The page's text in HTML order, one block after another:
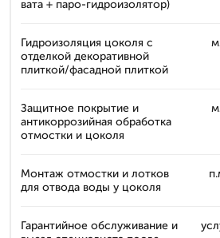
вата + паро-гидроизолятор)
Гидроизоляция цоколя с
отделкой декоративной
плиткой/фасадной плиткой
Защитное покрытие и
антикоррозийная обработка
отмостки и цоколя
Монтаж отмостки и лотков
для отвода воды у цоколя
Гарантийное обслуживание и